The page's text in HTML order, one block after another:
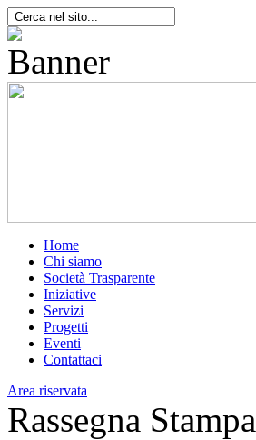
Home
Chi siamo
Società Trasparente
Iniziative
Servizi
Progetti
Eventi
Contattaci
Area riservata
Rassegna Stampa